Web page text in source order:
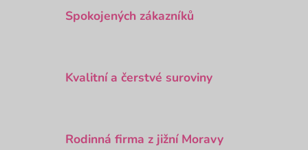
Spokojených zákazníků
Kvalitní a čerstvé suroviny
Rodinná firma z jižní Moravy